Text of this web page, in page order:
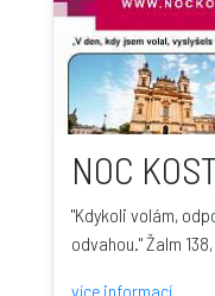
NOC
"Kdykoli volám,
odvahou." Žalm 138,
více informací